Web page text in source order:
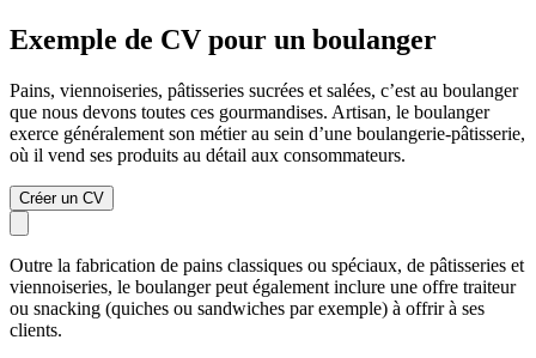
Exemple de CV pour un boulanger
Pains, viennoiseries, pâtisseries sucrées et salées, c’est au boulanger
que nous devons toutes ces gourmandises. Artisan, le boulanger
exerce généralement son métier au sein d’une boulangerie-pâtisserie,
où il vend ses produits au détail aux consommateurs.
Créer un CV
Outre la fabrication de pains classiques ou spéciaux, de pâtisseries et
viennoiseries, le boulanger peut également inclure une offre traiteur
ou snacking (quiches ou sandwiches par exemple) à offrir à ses
clients.